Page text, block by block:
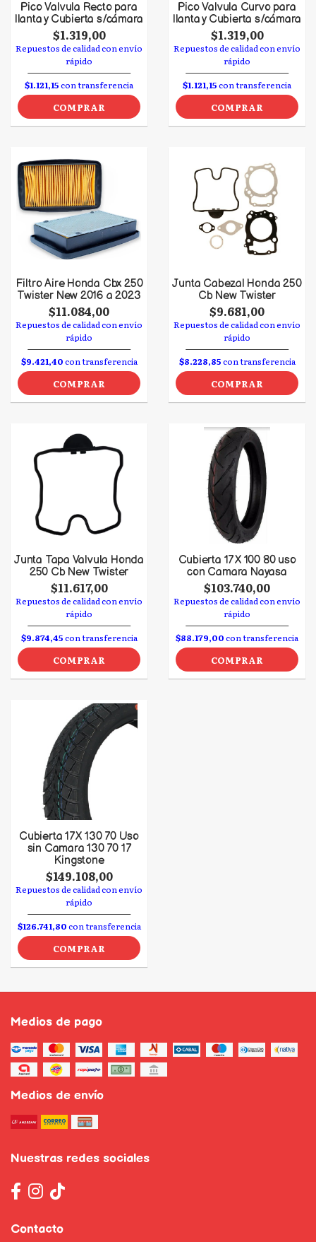
Pico Valvula Recto para
llanta y Cubierta s/cámara
$1.319,00
Repuestos de calidad con envío
rápido
$1.121,15con transferencia
COMPRAR
Pico Valvula Curvo para
llanta y Cubierta s/cámara
$1.319,00
Repuestos de calidad con envío
rápido
$1.121,15con transferencia
COMPRAR
Filtro Aire Honda Cbx 250
Twister New 2016 a 2023
$11.084,00
Repuestos de calidad con envío
rápido
$9.421,40con transferencia
COMPRAR
Junta Cabezal Honda 250
Cb New Twister
$9.681,00
Repuestos de calidad con envío
rápido
$8.228,85con transferencia
COMPRAR
Junta Tapa Valvula Honda
250 Cb New Twister
$11.617,00
Repuestos de calidad con envío
rápido
$9.874,45con transferencia
COMPRAR
Cubierta 17 X 100 80 uso
con Camara Nayasa
$103.740,00
Repuestos de calidad con envío
rápido
$88.179,00con transferencia
COMPRAR
Cubierta 17 X 130 70 Uso
sin Camara 130 70 17
Kingstone
$149.108,00
Repuestos de calidad con envío
rápido
$126.741,80con transferencia
COMPRAR
Medios de pago
Medios de envío
Nuestras redes sociales
Contacto